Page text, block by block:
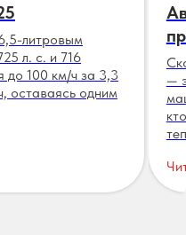
литровым
л. с. и 716
до 100 км/ч за 3,3
оставаясь одним
—